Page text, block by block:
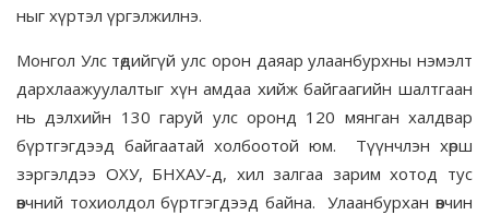
ныг хүртэл үргэлжилнэ.
Монгол Улс төдийгүй улс орон даяар улаанбурхны нэмэлт
дархлаажуулалтыг хүн амдаа хийж байгаагийн шалтгаан
нь дэлхийн 130 гаруй улс оронд 120 мянган халдвар
бүртгэгдээд байгаатай холбоотой юм. Түүнчлэн хөрш
зэргэлдээ ОХУ, БНХАУ-д, хил залгаа зарим хотод тус
өвчний тохиолдол бүртгэгдээд байна. Улаанбурхан өвчин